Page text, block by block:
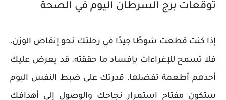
توقعات برج السرطان اليوم في الصحة
إذا كنت قطعت شوطًا جيدًا في رحلتك نحو إنقاص الوزن،
فلا تسمح للإغراءات بإفساد ما حققته. قد يعرض عليك
أحدهم أطعمة تفضلها، قدرتك على ضبط النفس اليوم
ستكون مفتاح استمرار نجاحك والوصول إلى أهدافك